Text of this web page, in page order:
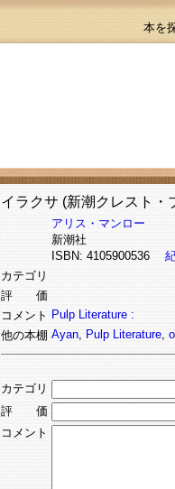
本を
イラクサ (新潮クレスト・
アリス・マンロー
新潮社
ISBN: 4105900536
カテゴリ
評 価
コメント Pulp Literature :
他の本棚 Ayan, Pulp Literature,
カテゴリ
評 価
コメント